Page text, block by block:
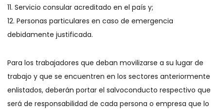
11. Servicio consular acreditado en el país y;
12. Personas particulares en caso de emergencia
debidamente justificada.
Para los trabajadores que deban movilizarse a su lugar de
trabajo y que se encuentren en los sectores anteriormente
enlistados, deberán portar el salvoconducto respectivo que
será de responsabilidad de cada persona o empresa que lo